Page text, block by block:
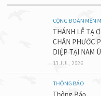
CỘNG ĐOÀN MẾN
THÁNH LỄ TẠ
CHÂN PHƯỚC
DIỆP TẠI NAM
13 JUL, 2026
THÔNG BÁO